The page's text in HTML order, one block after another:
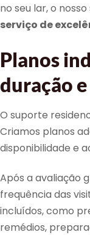
no seu lar, o
serviço de
Planos
duração
O suporte
Criamos planos
disponibilidade e
Após a avaliação
frequência das
incluídos, como
remédios,